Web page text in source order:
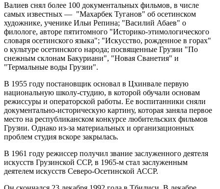
Валиев снял более 100 документальных фильмов, в числе
самых известных — "Махарбек Туганов" об осетинском
художнике, ученике Ильи Репина; "Василий Абаев" о
филологе, авторе пятитомного "Историко-этимологического
словаря осетинского языка"; "Искусство, рожденное в горах"
о культуре осетинского народа; посвященные Грузии "По
снежным склонам Бакуриани", "Новая Сванетия" и
"Термальные воды Грузии".
В 1955 году постановщик основал в Цхинвале первую
национальную школу-студию, в которой обучали основам
режиссуры и операторской работы. Ее воспитанники сняли
документально-историческую картину, которая заняла первое
место на республиканском конкурсе любительских фильмов
Грузии. Однако из-за материальных и организационных
проблем студия вскоре закрылась.
В 1961 году режиссер получил звание заслуженного деятеля
искусств Грузинской ССР, в 1965-м стал заслуженным
деятелем искусств Северо-Осетинской АССР.